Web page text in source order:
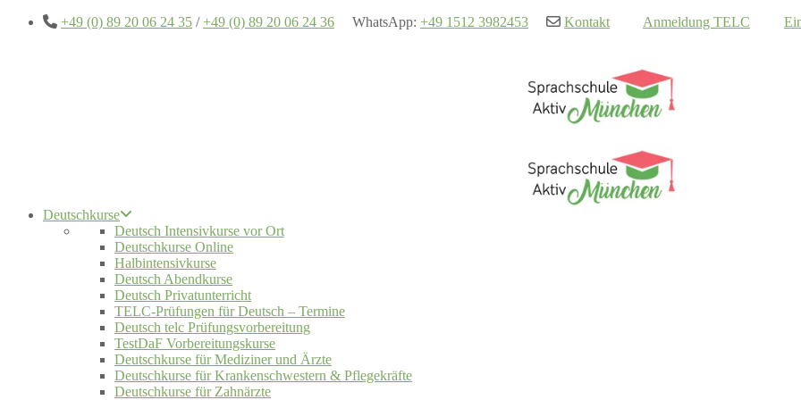
+49 (0) 89 20 06 24 35 /+49 (0) 89 20 06 24 36 WhatsApp: +49 1512 3982453 Kontakt Anmeldung TELC
Deutschkurse
Deutsch Intensivkurse vor Ort
Deutschkurse Online
Halbintensivkurse
Deutsch Abendkurse
Deutsch Privatunterricht
TELC-Prüfungen für Deutsch – Termine
Deutsch telc Prüfungsvorbereitung
TestDaF Vorbereitungskurse
Deutschkurse für Mediziner und Ärzte
Deutschkurse für Krankenschwestern & Pflegekräfte
Deutschkurse für Zahnärzte